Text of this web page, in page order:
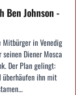
Ben Johnson -
Mitbürger in Venedig
Diener Mosca
Der Plan gelingt:
überhäufen ihn mit